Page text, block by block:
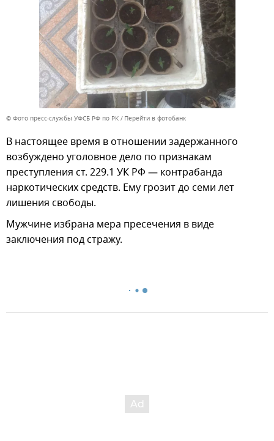
© Фото пресс-службы УФСБ РФ по РК Перейти в фотобанк
В настоящее время в отношении задержанного
возбуждено уголовное дело по признакам
преступления ст. 229.1 УК РФ — контрабанда
наркотических средств. Ему грозит до семи лет
лишения свободы.
Мужчине избрана мера пресечения в виде
заключения под стражу.